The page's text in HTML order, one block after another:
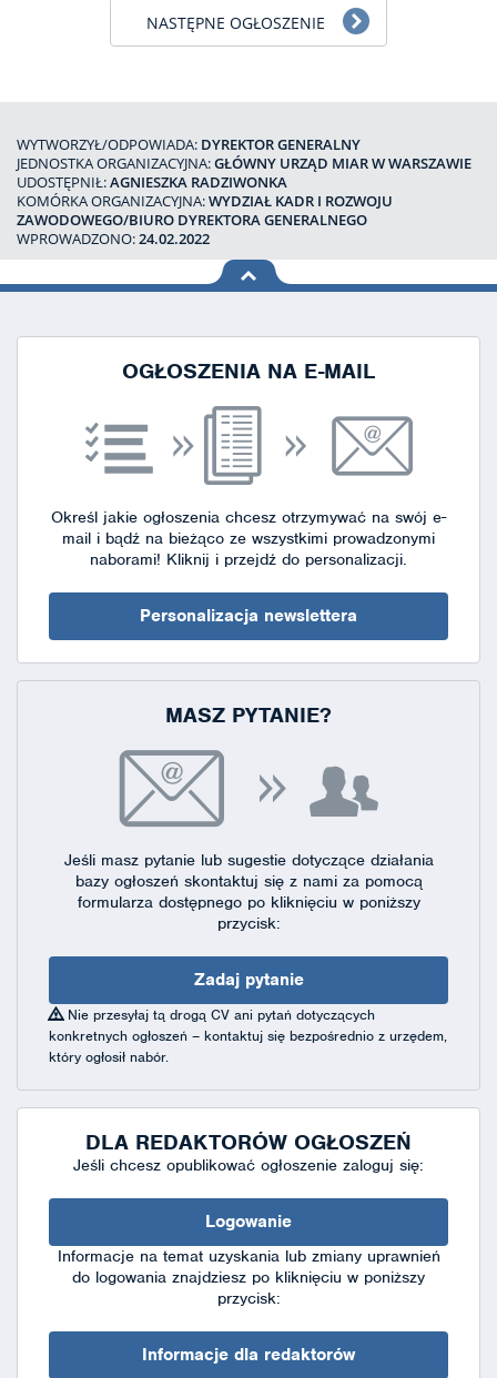
NASTĘPNE OGŁOSZENIE
WYTWORZYŁ/ODPOWIADA: DYREKTOR GENERALNY
JEDNOSTKA ORGANIZACYJNA:GŁÓWNY URZĄD MIAR W WARSZAWIE
UDOSTĘPNIŁ:AGNIESZKA RADZIWONKA
KOMÓRKA ORGANIZACYJNA:WYDZIAŁ KADR I ROZWOJU
ZAWODOWEGO/BIURO DYREKTORA GENERALNEGO
WPROWADZONO:24.02.2022
na górę
OGŁOSZENIA NA E-MAIL
Określ jakie ogłoszenia chcesz otrzymywać na swój e-
mail i bądź na bieżąco ze wszystkimi prowadzonymi
naborami! Kliknij i przejdź do personalizacji.
Personalizacja newslettera
MASZ PYTANIE?
Jeśli masz pytanie lub sugestie dotyczące działania
bazy ogłoszeń skontaktuj się z nami za pomocą
formularza dostępnegopo kliknięciu w poniższy
przycisk:
Zadaj pytanie
Nie przesyłaj tą drogą CV ani pytań dotyczących
konkretnych ogłoszeń – kontaktuj się bezpośrednio z urzędem,
który ogłosił nabór.
DLA REDAKTORÓW OGŁOSZEŃ
Jeśli chcesz opublikować ogłoszenie zaloguj się:
Logowanie
Informacje na temat uzyskania lub zmiany uprawnień
do logowania znajdziesz po kliknięciu w poniższy
przycisk:
Informacje dla redaktorów